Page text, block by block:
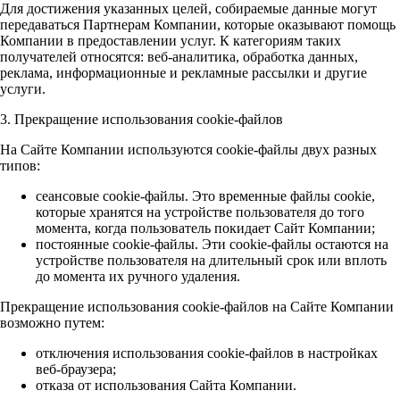
Для достижения указанных целей, собираемые данные могут
передаваться Партнерам Компании, которые оказывают помощь
Компании в предоставлении услуг. К категориям таких
получателей относятся: веб-аналитика, обработка данных,
реклама, информационные и рекламные рассылки и другие
услуги.
3. Прекращение использования cookie-файлов
На Сайте Компании используются cookie-файлы двух разных
типов:
сеансовые cookie-файлы. Это временные файлы cookie,
которые хранятся на устройстве пользователя до того
момента, когда пользователь покидает Сайт Компании;
постоянные cookie-файлы. Эти cookie-файлы остаются на
устройстве пользователя на длительный срок или вплоть
до момента их ручного удаления.
Прекращение использования cookie-файлов на Сайте Компании
возможно путем:
отключения использования cookie-файлов в настройках
веб-браузера;
отказа от использования Сайта Компании.